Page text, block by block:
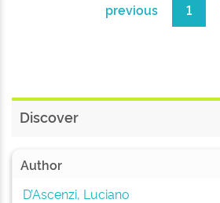
previous 1
Discover
Author
D’Ascenzi, Luciano